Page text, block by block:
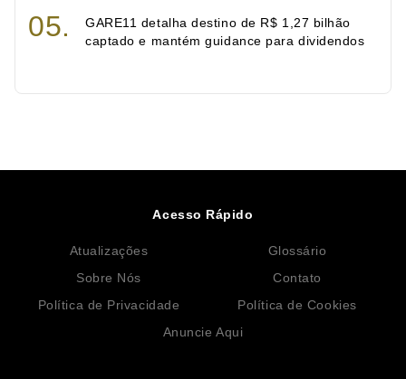
GARE11 detalha destino de R$ 1,27 bilhão
captado e mantém guidance para dividendos
Acesso Rápido
Atualizações
Glossário
Sobre Nós
Contato
Política de Privacidade
Política de Cookies
Anuncie Aqui